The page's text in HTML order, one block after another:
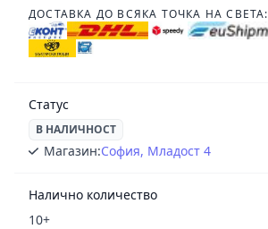
ДОСТАВКА ДО ВСЯКА ТОЧКА НА СВЕТА:
Статус
В НАЛИЧНОСТ
Магазин:София, Младост 4
Налично количество
10+